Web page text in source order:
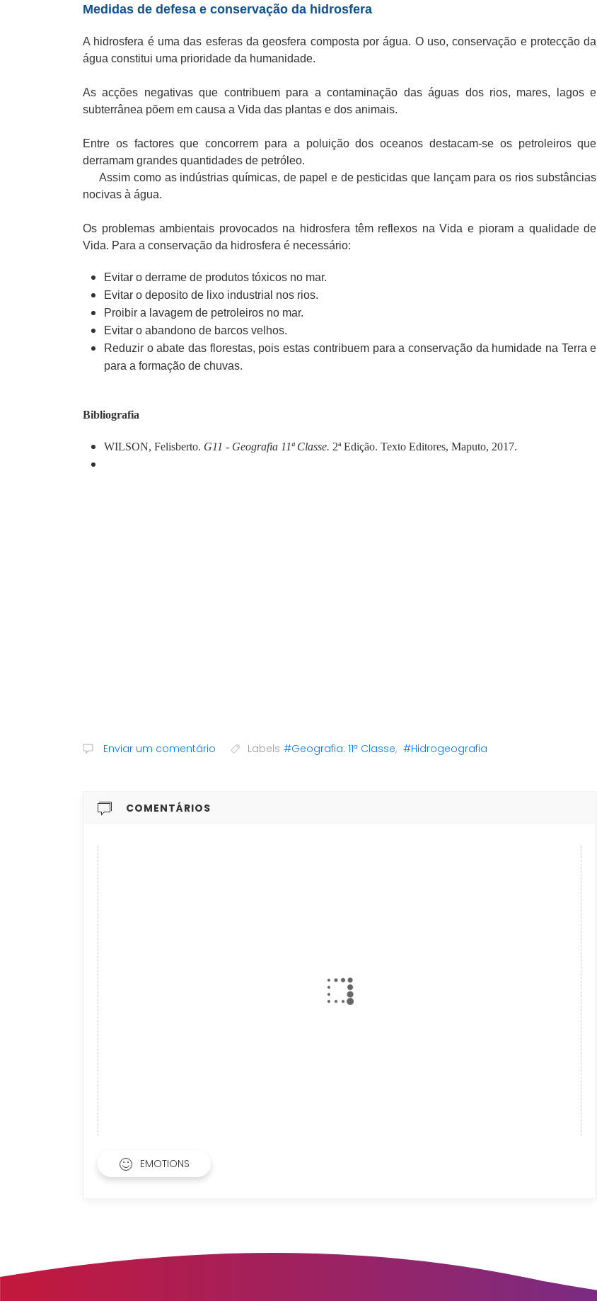
Medidas de defesa e conservação da hidrosfera
A hidrosfera é uma das esferas da geosfera composta por água. O uso, conservação e protecção da
água constitui uma prioridade da humanidade.
As acções negativas que contribuem para a contaminação das águas dos rios, mares, lagos e
subterrânea põem em causa a Vida das plantas e dos animais.
Entre os factores que concorrem para a poluição dos oceanos destacam-se os petroleiros que
derramam grandes quantidades de petróleo.
Assim como as indústrias químicas, de papel e de pesticidas que lançam para os rios substâncias
nocivas à água.
Os problemas ambientais provocados na hidrosfera têm reflexos na Vida e pioram a qualidade de
Vida. Para a conservação da hidrosfera é necessário:
Evitar o derrame de produtos tóxicos no mar.
Evitar o deposito de lixo industrial nos rios.
Proibir a lavagem de petroleiros no mar.
Evitar o abandono de barcos velhos.
Reduzir o abate das florestas, pois estas contribuem para a conservação da humidade na Terra e
para a formação de chuvas.
Bibliografia
WILSON, Felisberto. G11 - Geografia 11ª Classe. 2ª Edição. Texto Editores, Maputo, 2017.
Enviar um comentário Labels #Geografia: 11ª Classe, #Hidrogeografia
COMENTÁRIOS
EMOTIONS